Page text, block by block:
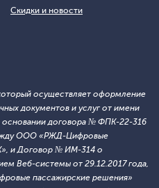
Скидки и новости
осуществляет оформление
документов и услуг от имени
основании договора № ФПК-22-316
ООО «РЖД-Цифровые
и Договор № ИМ-314 о
Веб-системы от 29.12.2017 года,
пассажирские решения»